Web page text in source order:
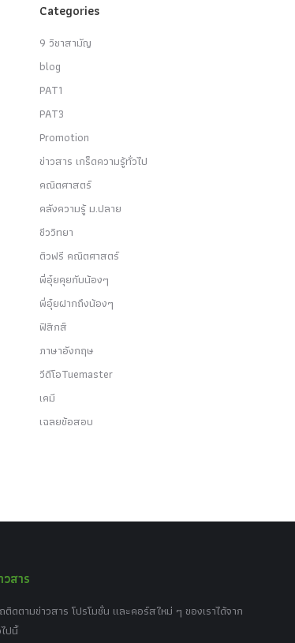
Categories
9 วิชาสามัญ
blog
PAT1
PAT3
Promotion
ข่าวสาร เกร็ดความรู้ทั่วไป
คณิตศาสตร์
คลังความรู้ ม.ปลาย
ชีววิทยา
ติวฟรี คณิตศาสตร์
พี่อุ๋ยคุยกับน้องๆ
พี่อุ๋ยฝากถึงน้องๆ
ฟิสิกส์
ภาษาอังกฤษ
วีดีโอTuemaster
เคมี
เฉลยข้อสอบ
สาร
ดตามข่าวสาร โปรโมชั่น และคอร์สใหม่ ๆ ของเราได้จาก
ปนี้